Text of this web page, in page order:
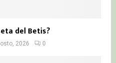
del Betis?
2026 0